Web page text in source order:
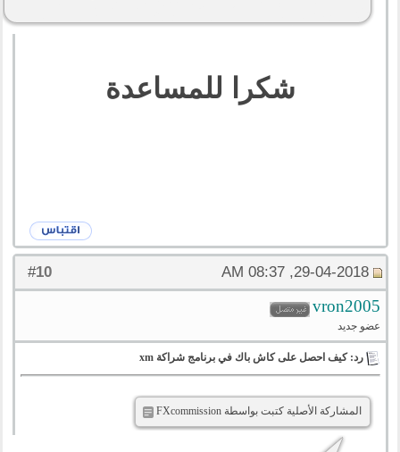
شكرا للمساعدة
#
10 29-04-2018, 08:37 AM
vron2005
عضو جديد
رد: كيف احصل على كاش باك في برنامج شراكة xm
المشاركة الأصلية كتبت بواسطة FXcommission